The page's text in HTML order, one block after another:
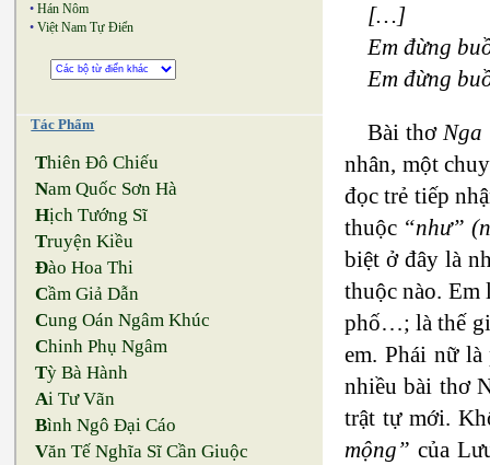
• Hán Nôm
• Việt Nam Tự Điển
Tác Phẩm
Thiên Đô Chiếu
Nam Quốc Sơn Hà
Hịch Tướng Sĩ
Truyện Kiều
Đào Hoa Thi
Cầm Giả Dẫn
Cung Oán Ngâm Khúc
Chinh Phụ Ngâm
Tỳ Bà Hành
Ai Tư Vãn
Bình Ngô Đại Cáo
Văn Tế Nghĩa Sĩ Cần Giuộc
[…]
Em đừng
Em đừng
Bài thơNga
nhân, một
đọc trẻ tiếp
thuộc “như”
biệt ở đây là
thuộc nào. Em
phố…; là thế
em. Phái nữ
nhiều bài thơ
trật tự mới.
mộng” của